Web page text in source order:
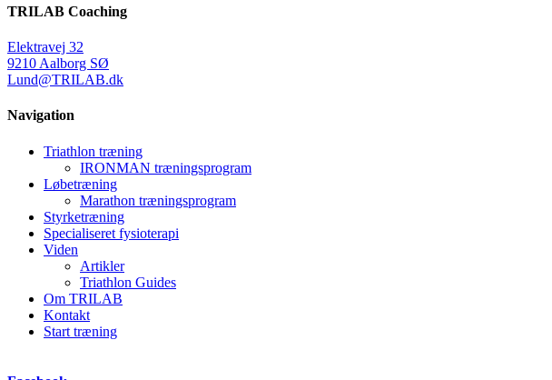
TRILAB Coaching
Elektravej 32
9210 Aalborg SØ
Lund@TRILAB.dk
Navigation
Triathlon træning
IRONMAN træningsprogram
Løbetræning
Marathon træningsprogram
Styrketræning
Specialiseret fysioterapi
Viden
Artikler
Triathlon Guides
Om TRILAB
Kontakt
Start træning